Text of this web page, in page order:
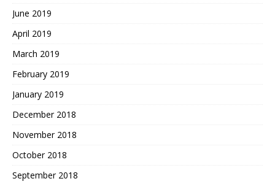
June 2019
April 2019
March 2019
February 2019
January 2019
December 2018
November 2018
October 2018
September 2018